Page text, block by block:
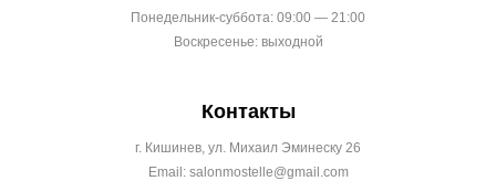
Понедельник-суббота: 09:00 — 21:00
Воскресенье: выходной
Контакты
г. Кишинев, ул. Михаил Эминеску 26
Email: salonmostelle@gmail.com